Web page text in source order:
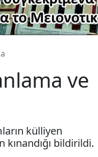
ve
külliyen
bildirildi.